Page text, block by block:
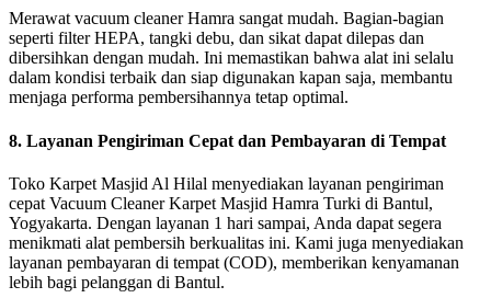
Merawat vacuum cleaner Hamra sangat mudah. Bagian-bagian
seperti filter HEPA, tangki debu, dan sikat dapat dilepas dan
dibersihkan dengan mudah. Ini memastikan bahwa alat ini selalu
dalam kondisi terbaik dan siap digunakan kapan saja, membantu
menjaga performa pembersihannya tetap optimal.
8. Layanan Pengiriman Cepat dan Pembayaran di Tempat
Toko Karpet Masjid Al Hilal menyediakan layanan pengiriman
cepat Vacuum Cleaner Karpet Masjid Hamra Turki di Bantul,
Yogyakarta. Dengan layanan 1 hari sampai, Anda dapat segera
menikmati alat pembersih berkualitas ini. Kami juga menyediakan
layanan pembayaran di tempat (COD), memberikan kenyamanan
lebih bagi pelanggan di Bantul.